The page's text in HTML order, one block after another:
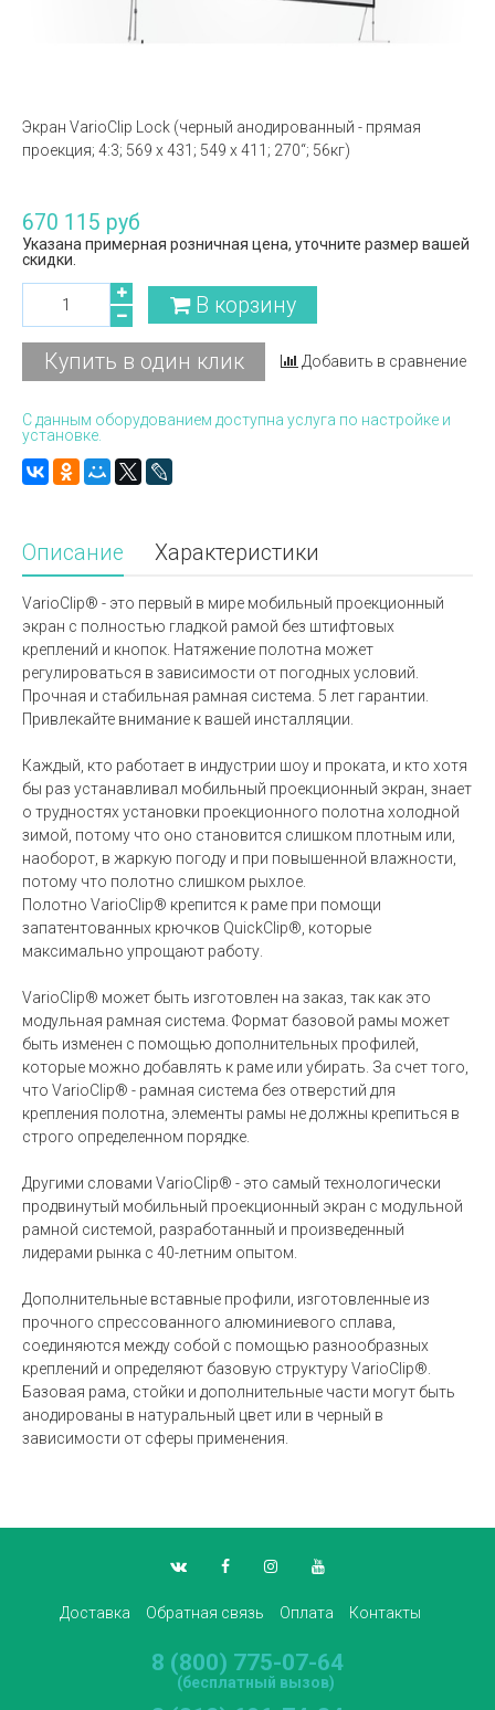
Экран VarioClip Lock (черный анодированный - прямая
проекция; 4:3; 569 x 431; 549 x 411; 270“; 56кг)
670 115 руб
Указана примерная розничная цена, уточните размер вашей
скидки.
В корзину
Купить в один клик Добавить в сравнение
С данным оборудованием доступна услуга по настройке и
установке.
Описание Характеристики
VarioClip® - это первый в мире мобильный проекционный
экран с полностью гладкой рамой без штифтовых
креплений и кнопок. Натяжение полотна может
регулироваться в зависимости от погодных условий.
Прочная и стабильная рамная система. 5 лет гарантии.
Привлекайте внимание к вашей инсталляции.
Каждый, кто работает в индустрии шоу и проката, и кто хотя
бы раз устанавливал мобильный проекционный экран, знает
о трудностях установки проекционного полотна холодной
зимой, потому что оно становится слишком плотным или,
наоборот, в жаркую погоду и при повышенной влажности,
потому что полотно слишком рыхлое.
Полотно VarioClip® крепится к раме при помощи
запатентованных крючков QuickClip®, которые
максимально упрощают работу.
VarioClip® может быть изготовлен на заказ, так как это
модульная рамная система. Формат базовой рамы может
быть изменен с помощью дополнительных профилей,
которые можно добавлять к раме или убирать. За счет того,
что VarioClip® - рамная система без отверстий для
крепления полотна, элементы рамы не должны крепиться в
строго определенном порядке.
Другими словами VarioClip® - это самый технологически
продвинутый мобильный проекционный экран с модульной
рамной системой, разработанный и произведенный
лидерами рынка с 40-летним опытом.
Дополнительные вставные профили, изготовленные из
прочного спрессованного алюминиевого сплава,
соединяются между собой с помощью разнообразных
креплений и определяют базовую структуру VarioClip®.
Базовая рама, стойки и дополнительные части могут быть
анодированы в натуральный цвет или в черный в
зависимости от сферы применения.
Доставка Обратная связь Оплата Контакты
8 (800) 775-07-64
(бесплатный вызов)